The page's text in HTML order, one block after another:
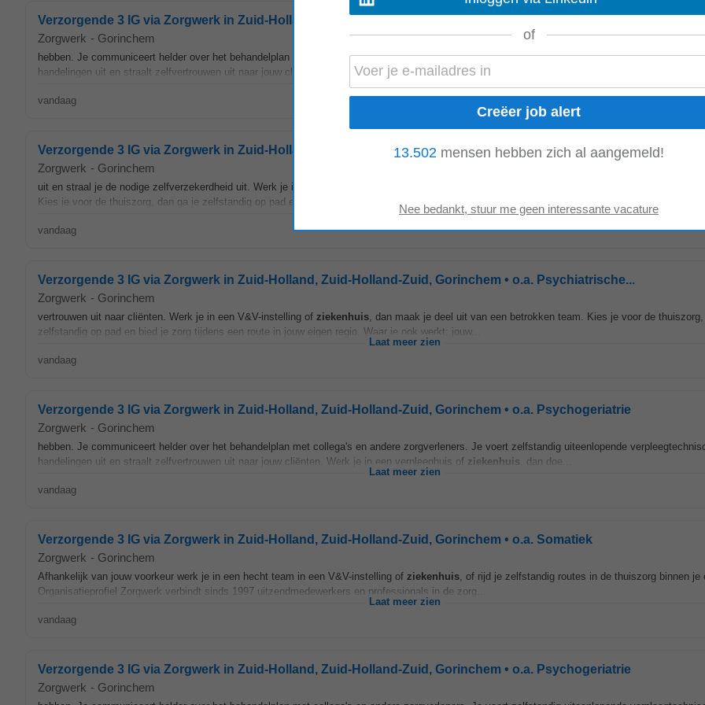
Verzorgende 3 IG via Zorgwerk in Zuid-Holland, Zuid-Holland-Zuid, Gorinchem • o.a. Psychogeriatrie
Zorgwerk - Gorinchem
hebben. Je communiceert helder over het behandelplan met collega’s en andere zorgverleners. Je voert zelfstandig uiteenlopende
handelingen uit en straalt zelfvertrouwen uit naar jouw cliënten. Werk je in een verpleeghuis ofziekenhuis
vandaag
Verzorgende 3 IG via Zorgwerk in Zuid-Holland, Zuid-Holland-Zuid, Gorinchem • o.a. Revalidatie
Zorgwerk - Gorinchem
uit en straal je de nodige zelfverzekerdheid uit. Werk je in een V&V-instelling of
Kies je voor de thuiszorg, dan ga je zelfstandig op pad en ondersteun je cliënten tijdens een route...
Laat meer zien
vandaag
Verzorgende 3 IG via Zorgwerk in Zuid-Holland, Zuid-Holland-Zuid, Gorinchem • o.a. Psychiatrische...
Zorgwerk - Gorinchem
vertrouwen uit naar cliënten. Werk je in een V&V-instelling of ziekenhuis, dan maak je deel uit van een betrokken team. Kies je voor de
zelfstandig op pad en bied je zorg tijdens een route in jouw eigen regio. Waar je ook werkt: jouw...
Laat meer zien
vandaag
Verzorgende 3 IG via Zorgwerk in Zuid-Holland, Zuid-Holland-Zuid, Gorinchem • o.a. Psychogeriatrie
Zorgwerk - Gorinchem
hebben. Je communiceert helder over het behandelplan met collega's en andere zorgverleners. Je voert zelfstandig uiteenlopende
handelingen uit en straalt zelfvertrouwen uit naar jouw cliënten. Werk je in een verpleeghuis of ziekenhuis , dan doe...
Laat meer zien
vandaag
Verzorgende 3 IG via Zorgwerk in Zuid-Holland, Zuid-Holland-Zuid, Gorinchem • o.a. Somatiek
Zorgwerk - Gorinchem
Afhankelijk van jouw voorkeur werk je in een hecht team in een V&V-instelling of ziekenhuis, of rijd je zelfstandig routes in de thuiszorg binnen je
Organisatieprofiel Zorgwerk verbindt sinds 1997 uitzendmedewerkers en professionals in de zorg...
Laat meer zien
vandaag
Verzorgende 3 IG via Zorgwerk in Zuid-Holland, Zuid-Holland-Zuid, Gorinchem • o.a. Psychogeriatrie
Zorgwerk - Gorinchem
of
13.502 mensen hebben zich al aangemeld!